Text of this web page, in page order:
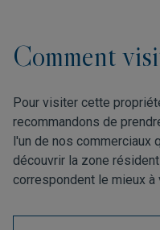
Comment
Pour visiter cette
recommandons de
l'un de nos commerciaux
découvrir la zone
correspondent le mieux à